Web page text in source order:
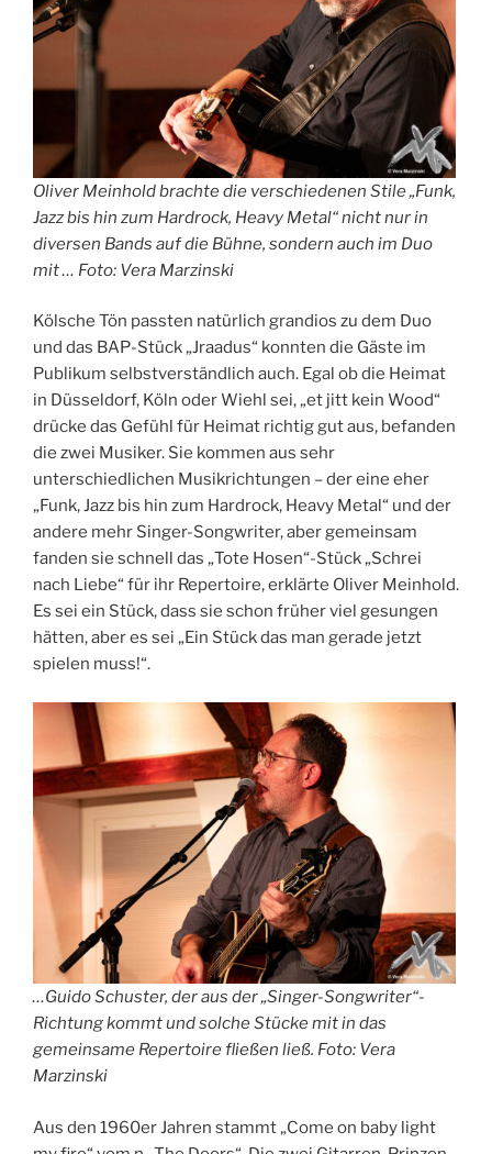
Oliver Meinhold brachte die verschiedenen Stile „Funk,
Jazz bis hin zum Hardrock, Heavy Metal“ nicht nur in
diversen Bands auf die Bühne, sondern auch im Duo
mit … Foto: Vera Marzinski
Kölsche Tön passten natürlich grandios zu dem Duo
und das BAP-Stück „Jraadus“ konnten die Gäste im
Publikum selbstverständlich auch. Egal ob die Heimat
in Düsseldorf, Köln oder Wiehl sei, „et jitt kein Wood“
drücke das Gefühl für Heimat richtig gut aus, befanden
die zwei Musiker. Sie kommen aus sehr
unterschiedlichen Musikrichtungen – der eine eher
„Funk, Jazz bis hin zum Hardrock, Heavy Metal“ und der
andere mehr Singer-Songwriter, aber gemeinsam
fanden sie schnell das „Tote Hosen“-Stück „Schrei
nach Liebe“ für ihr Repertoire, erklärte Oliver Meinhold.
Es sei ein Stück, dass sie schon früher viel gesungen
hätten, aber es sei „Ein Stück das man gerade jetzt
spielen muss!“.
…Guido Schuster, der aus der „Singer-Songwriter“-
Richtung kommt und solche Stücke mit in das
gemeinsame Repertoire fließen ließ. Foto: Vera
Marzinski
Aus den 1960er Jahren stammt „Come on baby light